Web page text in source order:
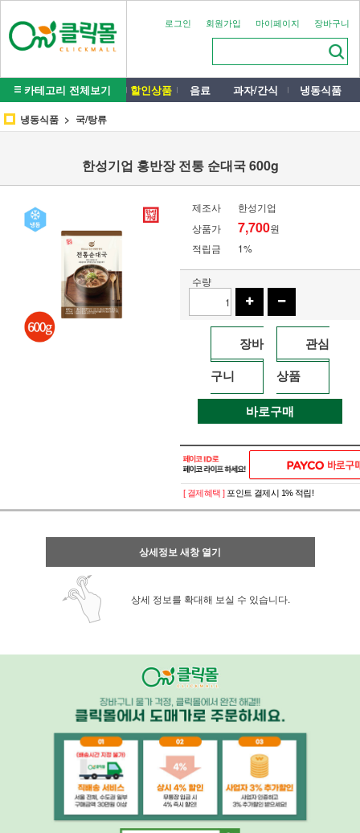
로그인 회원가입 마이페이지 장바구니
카테고리 전체보기 할인상품 음료 과자/간식 냉동식품
냉동식품 국/탕류
한성기업 홍반장 전통 순대국 600g
제조사
한성기업
상품가
7,700원
적립금
1%
수량
장바
구니
관심
상품
바로구매
[ 결제혜택 ] 포인트 결제시 1% 적립!
상세정보 새창 열기
상세 정보를 확대해 보실 수 있습니다.